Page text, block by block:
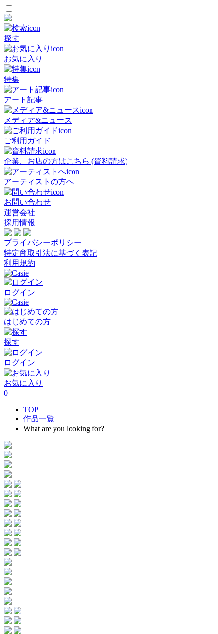
探す
お気に入り
特集
アート記事
メディア&ニュース
ご利用ガイド
企業、お店の方はこちら (資料請求)
アーティストの方へ
お問い合わせ
運営会社
採用情報
プライバシーポリシー
特定商取引法に基づく表記
利用規約
ログイン
はじめての方
探す
ログイン
お気に入り
0
TOP
作品一覧
What are you looking for?